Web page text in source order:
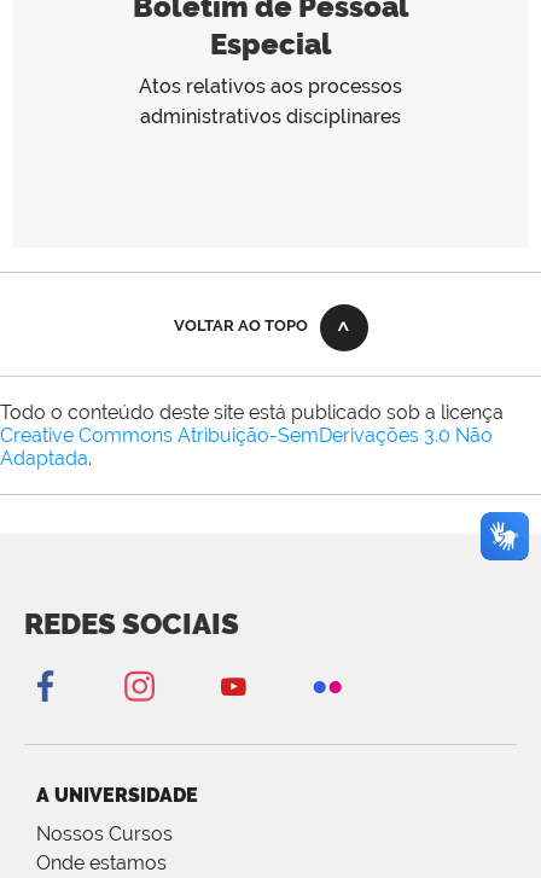
Especial
Atos relativos aos processos
administrativos disciplinares
VOLTAR AO TOPO
Todo o conteúdo deste site está publicado sob a licença
Creative Commons Atribuição-SemDerivações 3.0 Não
Adaptada.
REDES SOCIAIS
A UNIVERSIDADE
Nossos Cursos
Onde estamos